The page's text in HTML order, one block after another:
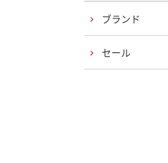
ブランド
セール